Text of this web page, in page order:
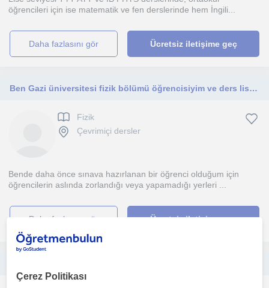
öğrencileri için ise matematik ve fen derslerinde hem İngili...
daha fazlasını gör Ücretsiz iletişime geç
Ben Gazi üniversitesi fizik bölümü öğrencisiyim ve ders lise düzeyindeki öğrenciler için uygun olacak
Fizik
Çevrimiçi dersler
Bende daha önce sınava hazırlanan bir öğrenci olduğum için
öğrencilerin aslında zorlandığı veya yapamadığı yerleri ...
daha fazlasını gör Ücretsiz iletişime geç
Çerez Politikası